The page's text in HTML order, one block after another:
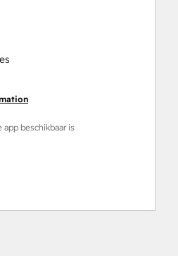
app beschikbaar is